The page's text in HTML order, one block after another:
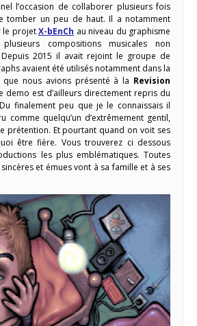
l’occasion de collaborer plusieurs fois
tomber un peu de haut. Il a notamment
le projetX-bEnCh au niveau du graphisme
compositions musicales non
2015 il avait rejoint le groupe de
avaient été utilisés notamment dans la
que nous avions présenté à la Revision
demo est d’ailleurs directement repris du
finalement peu que je le connaissais il
comme quelqu’un d’extrêmement gentil,
prétention. Et pourtant quand on voit ses
être fière. Vous trouverez ci dessous
les plus emblématiques. Toutes
et émues vont à sa famille et à ses